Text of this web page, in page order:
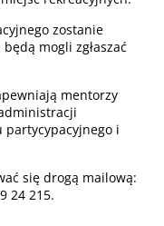
zostanie
mogli zgłaszać
mentorzy
i
się drogą mailową:
24 215.